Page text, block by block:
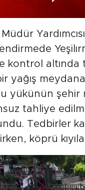
kontrol altında
yağış
yükünün
tahliye
Tedbirler
köprü